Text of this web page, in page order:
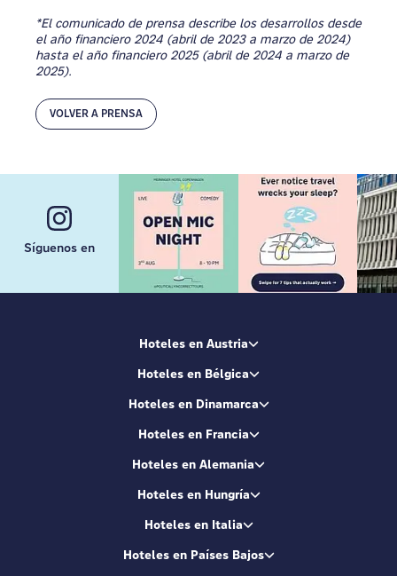
*El comunicado de prensa describe los desarrollos desde
el año financiero 2024 (abril de 2023 a marzo de 2024)
hasta el año financiero 2025 (abril de 2024 a marzo de
2025).
VOLVER A PRENSA
Síguenos en
Hoteles en Austria
Hoteles en Bélgica
Hoteles en Dinamarca
Hoteles en Francia
Hoteles en Alemania
Hoteles en Hungría
Hoteles en Italia
Hoteles en Países Bajos